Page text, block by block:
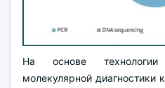
На основе
молекулярной диагностики